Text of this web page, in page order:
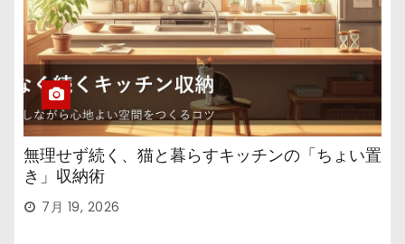
無理せず続く、猫と暮らすキッチンの「ちょい置
き」収納術
7月 19, 2026